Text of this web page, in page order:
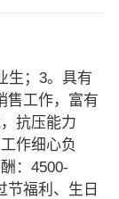
生；3。具有
售工作，富有
抗压能力
作细心负
：4500-
节福利、生日